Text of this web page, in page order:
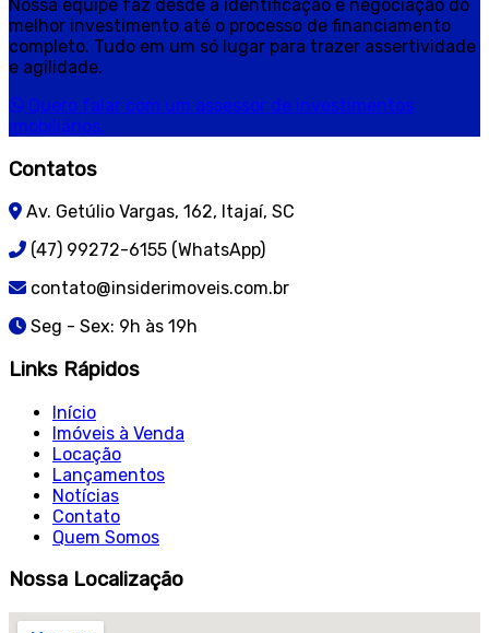
Nossa equipe faz desde a identificação e negociação do
melhor investimento até o processo de financiamento
completo. Tudo em um só lugar para trazer assertividade
e agilidade.
Quero falar com um assessor de investimentos
imobiliários.
Contatos
Av. Getúlio Vargas, 162, Itajaí, SC
(47) 99272-6155 (WhatsApp)
contato@insiderimoveis.com.br
Seg - Sex: 9h às 19h
Links Rápidos
Início
Imóveis à Venda
Locação
Lançamentos
Notícias
Contato
Quem Somos
Nossa Localização